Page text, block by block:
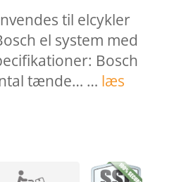
til elcykler
el system med
Bosch
tænde… … læs